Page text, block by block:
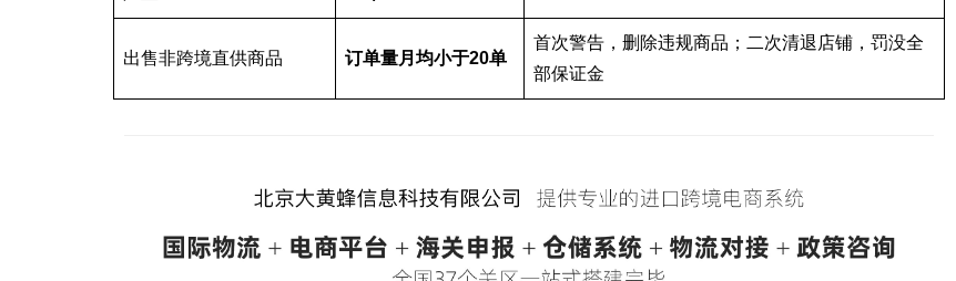
出售非跨境直供商品 订单量月均小于20单
首次警告，删除违规商品；二次清退店铺，罚没全
部保证金